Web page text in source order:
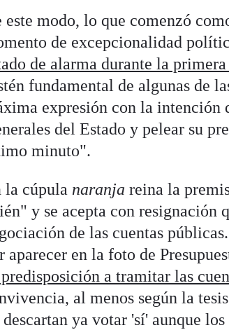
este modo, lo que comenzó
de excepcionalidad
de alarma durante la
fundamental de algunas de
expresión con la intención
del Estado y pelear su
minuto".
la cúpula naranja reina la
y se acepta con resignación
de las cuentas
aparecer en la foto de
predisposición a tramitar las
al menos según la
descartan ya votar 'sí' aunque